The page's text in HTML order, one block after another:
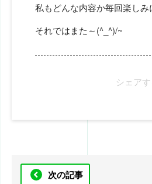
私もどんな内容か毎回楽し
それではまた～(^_^)/~
シェアす
次の記事